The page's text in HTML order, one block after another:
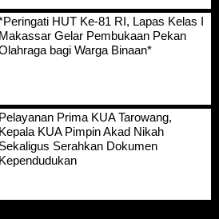
HUT Ke-81 RI, Lapas Kelas I
Makassar Gelar Pembukaan Pekan
bagi Warga Binaan*
Pelayanan Prima KUA Tarowang,
Kepala KUA Pimpin Akad Nikah
Sekaligus Serahkan Dokumen
Kependudukan